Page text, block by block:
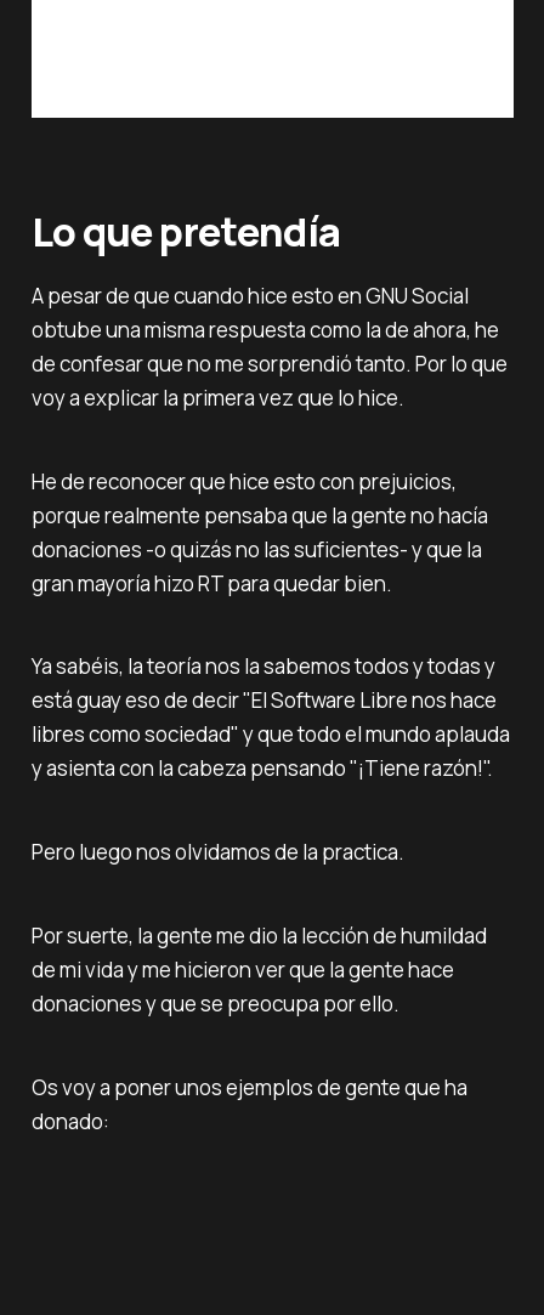
Lo que pretendía
A pesar de que cuando hice esto en GNU Social
obtube una misma respuesta como la de ahora, he
de confesar que no me sorprendió tanto. Por lo que
voy a explicar la primera vez que lo hice.
He de reconocer que hice esto con prejuicios,
porque realmente pensaba que la gente no hacía
donaciones -o quizás no las suficientes- y que la
gran mayoría hizo RT para quedar bien.
Ya sabéis, la teoría nos la sabemos todos y todas y
está guay eso de decir "El Software Libre nos hace
libres como sociedad" y que todo el mundo aplauda
y asienta con la cabeza pensando "¡Tiene razón!".
Pero luego nos olvidamos de la practica.
Por suerte, la gente me dio la lección de humildad
de mi vida y me hicieron ver que la gente hace
donaciones y que se preocupa por ello.
Os voy a poner unos ejemplos de gente que ha
donado: